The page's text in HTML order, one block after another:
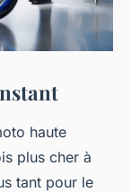
haute
plus cher à
tant pour le